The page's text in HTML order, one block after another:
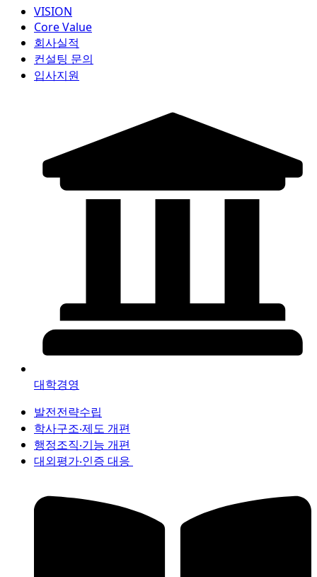
VISION
Core Value
회사실적
컨설팅 문의
입사지원
대학경영
발전전략수립
학사구조‧제도 개편
행정조직‧기능 개편
대외평가‧인증 대응